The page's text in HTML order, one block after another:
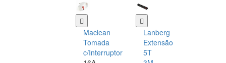
Maclean
Tomada
c/Interruptor
Lanberg
Extensão
5T